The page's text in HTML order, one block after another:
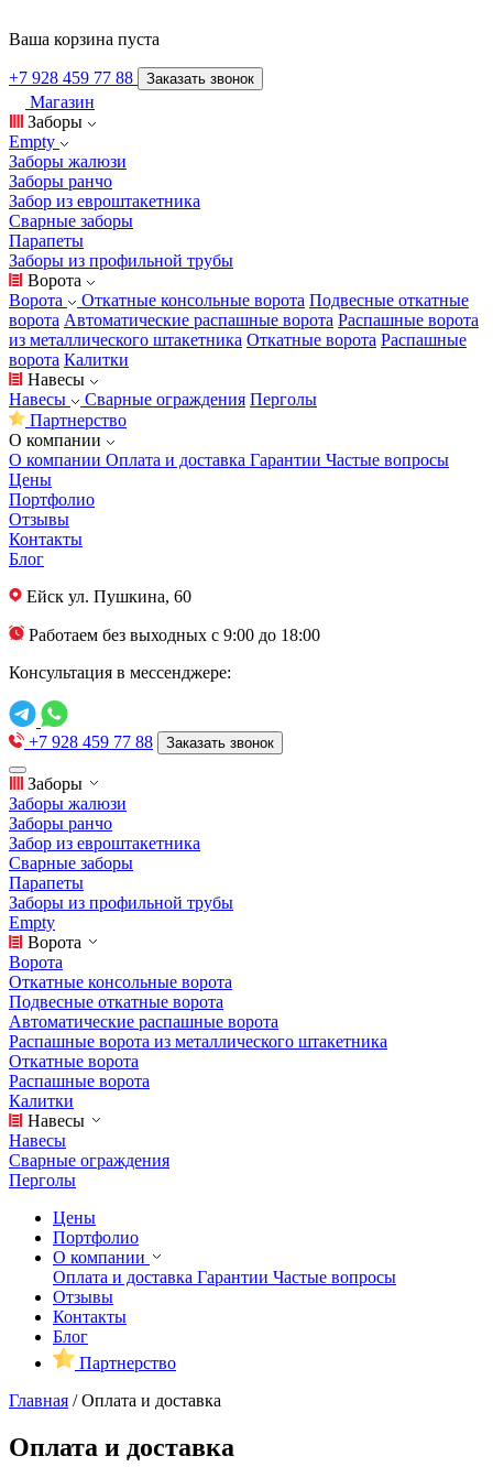
Ваша корзина пуста
+7 928 459 77 88 Заказать звонок
Магазин
Заборы
Empty
Заборы жалюзи
Заборы ранчо
Забор из евроштакетника
Сварные заборы
Парапеты
Заборы из профильной трубы
Ворота
Ворота
Откатные консольные ворота Подвесные откатные
ворота Автоматические распашные ворота Распашные ворота
из металлического штакетника Откатные ворота Распашные
ворота Калитки
Навесы
Навесы
Сварные ограждения Перголы
Партнерство
О компании
О компании Оплата и доставка Гарантии Частые вопросы
Цены
Портфолио
Отзывы
Контакты
Блог
Ейск ул. Пушкина, 60
Работаем без выходных с 9:00 до 18:00
Консультация в мессенджере:
+7 928 459 77 88 Заказать звонок
Заборы
Заборы жалюзи
Заборы ранчо
Забор из евроштакетника
Сварные заборы
Парапеты
Заборы из профильной трубы
Empty
Ворота
Ворота
Откатные консольные ворота
Подвесные откатные ворота
Автоматические распашные ворота
Распашные ворота из металлического штакетника
Откатные ворота
Распашные ворота
Калитки
Навесы
Навесы
Сварные ограждения
Перголы
Цены
Портфолио
О компании
Оплата и доставка Гарантии Частые вопросы
Отзывы
Контакты
Блог
Партнерство
Главная /Оплата и доставка
Оплата и доставка